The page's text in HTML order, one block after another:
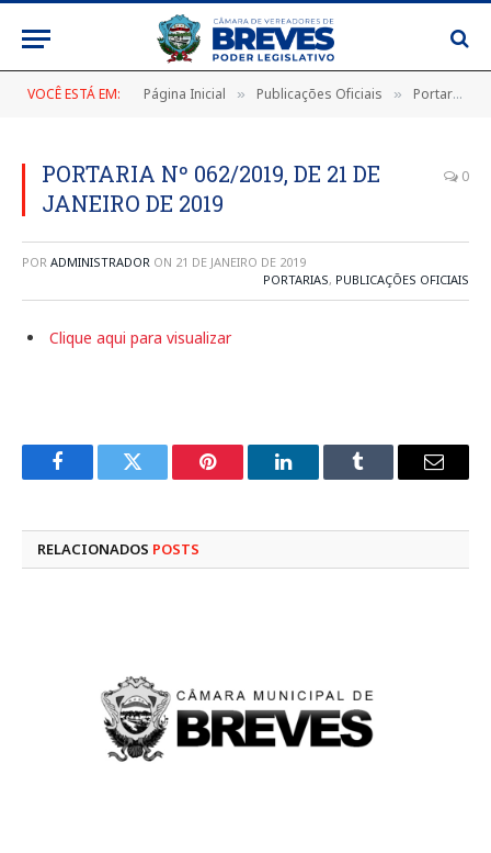
VOCÊ ESTÁ EM: Página Inicial » Publicações Oficiais » Portarias
PORTARIA Nº 062/2019, DE 21 DE
JANEIRO DE 2019
0
POR ADMINISTRADOR ON 21 DE JANEIRO DE 2019
PORTARIAS, PUBLICAÇÕES OFICIAIS
Clique aqui para visualizar
FacebookTwitter Pinterest LinkedInTumblr
E-
RELACIONADOS POSTS